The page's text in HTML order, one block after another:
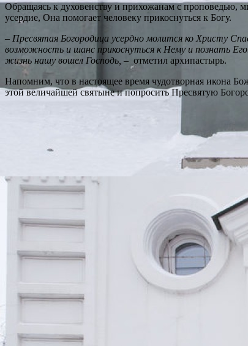
Обращаясь к духовенству и прихожанам с проповедью,
усердие, Она помогает человеку прикоснуться к Богу.
– Пресвятая Богородица усердно молится ко Христу
возможность и шанс прикоснуться к Нему и познать
жизнь нашу вошел Господь, – отметил архипастырь.
Напомним, что в настоящее время чудотворная икона
этой величайшей святыне и попросить Пресвятую